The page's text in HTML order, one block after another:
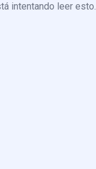
intentando leer esto.